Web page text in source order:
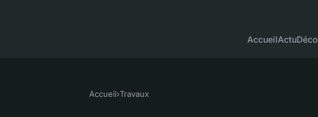
AccueilActuDéco
Accueil›Travaux